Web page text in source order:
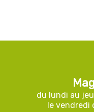
du lundi au
le vendredi